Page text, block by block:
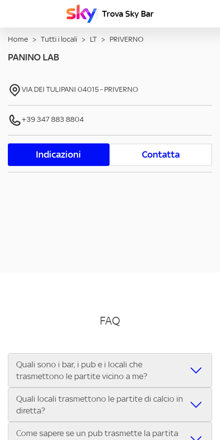
Trova Sky Bar
Home > Tutti i locali > LT > PRIVERNO
PANINO LAB
VIA DEI TULIPANI 04015- PRIVERNO
+39 347 883 8804
Indicazioni Contatta
FAQ
Quali sono i bar, i pub e i locali che
trasmettono le partite vicino a me?
Se cerchi un bar, pub, ristorante o locale vicino a te per
vedere le partite di Serie A ENILIVE, la Serie C Sky Wifi, la
UEFA Champions League, la UEFA Europa League, la UEFA
Conference League, il Tennis, la Formula 1®, la MotoGP™ e
Quali locali trasmettono le partite di calcio in
diretta?
Vuoi sapere quali bar, pub o ristoranti mostrano le partite
Come sapere se un pub trasmette la partita